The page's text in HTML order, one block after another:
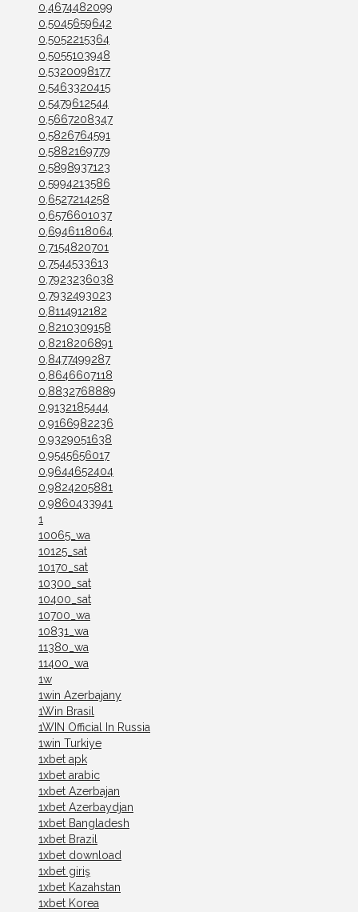
0,4674482099
0,5045659642
0,5052215364
0,5055103948
0,5320098177
0,5463320415
0,5479612544
0,5667208347
0,5826764591
0,5882169779
0,5898937123
0,5994213586
0,6527214258
0,6576601037
0,6946118064
0,7154820701
0,7544533613
0,7923236038
0,7932493023
0,8114912182
0,8210309158
0,8218206891
0,8477499287
0,8646607118
0,8832768889
0,9132185444
0,9166982236
0,9329051638
0,9545656017
0,9644652404
0,9824205881
0,9860433941
1
10065_wa
10125_sat
10170_sat
10300_sat
10400_sat
10700_wa
10831_wa
11380_wa
11400_wa
1w
1win Azerbajany
1Win Brasil
1WIN Official In Russia
1win Turkiye
1xbet apk
1xbet arabic
1xbet Azerbajan
1xbet Azerbaydjan
1xbet Bangladesh
1xbet Brazil
1xbet download
1xbet giriş
1xbet Kazahstan
1xbet Korea